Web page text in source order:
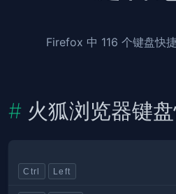
Firefox 中 116 个键盘快
火狐浏览器键
Ctrl Left